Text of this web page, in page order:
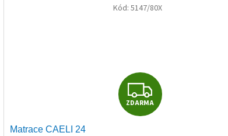
Z
D
ZDARMA
Matrace CAELI 24
Kód: 5147/80X